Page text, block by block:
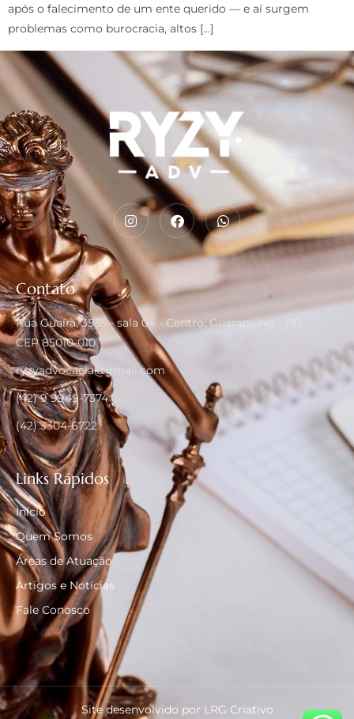
após o falecimento de um ente querido — e aí surgem
problemas como burocracia, altos […]
Contato
Rua Guaíra, 3535 - sala 04 - Centro, Guarapuava - PR,
CEP 85010-010
ryzyadvocacia@gmail.com
(42) 9 9949-7374
(42) 3304-6722
Links Rápidos
Início
Quem Somos
Áreas de Atuação
Artigos e Notícias
Fale Conosco
Site desenvolvido por LRG Criativo